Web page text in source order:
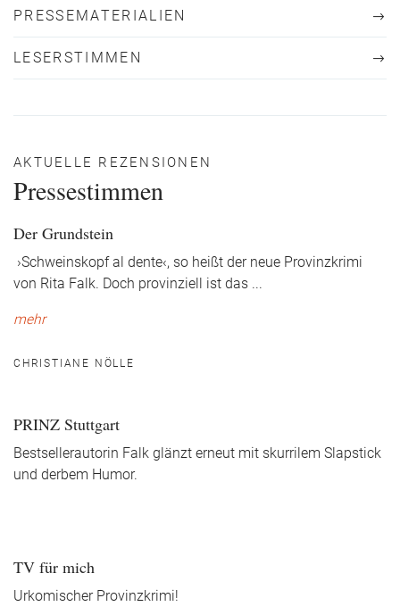
PRESSEMATERIALIEN
LESERSTIMMEN
AKTUELLE REZENSIONEN
Pressestimmen
Der Grundstein
›Schweinskopf al dente‹, so heißt der neue Provinzkrimi
von Rita Falk. Doch provinziell ist das ...
mehr
CHRISTIANE NÖLLE
PRINZ Stuttgart
Bestsellerautorin Falk glänzt erneut mit skurrilem Slapstick
und derbem Humor.
TV für mich
Urkomischer Provinzkrimi!